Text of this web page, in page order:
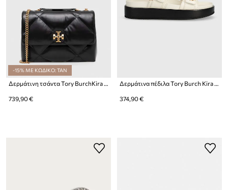
-15% ΜΕ ΚΩΔΙΚΟ: TAN
739,90 € 374,90 €